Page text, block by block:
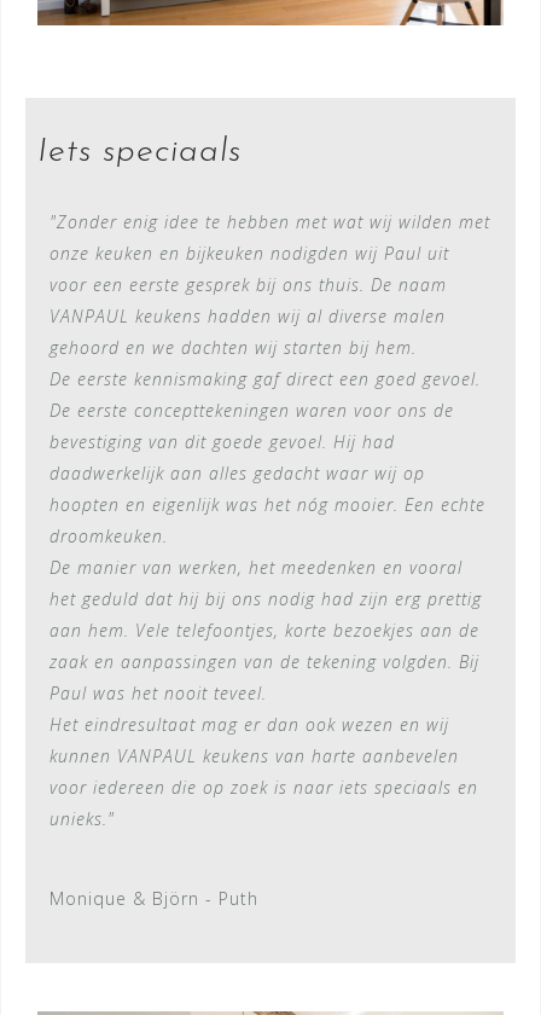
Iets speciaals
"Zonder enig idee te hebben met wat wij wilden met
onze keuken en bijkeuken nodigden wij Paul uit
voor een eerste gesprek bij ons thuis. De naam
VANPAUL keukens hadden wij al diverse malen
gehoord en we dachten wij starten bij hem.
De eerste kennismaking gaf direct een goed gevoel.
De eerste concepttekeningen waren voor ons de
bevestiging van dit goede gevoel. Hij had
daadwerkelijk aan alles gedacht waar wij op
hoopten en eigenlijk was het nóg mooier. Een echte
droomkeuken.
De manier van werken, het meedenken en vooral
het geduld dat hij bij ons nodig had zijn erg prettig
aan hem. Vele telefoontjes, korte bezoekjes aan de
zaak en aanpassingen van de tekening volgden. Bij
Paul was het nooit teveel.
Het eindresultaat mag er dan ook wezen en wij
kunnen VANPAUL keukens van harte aanbevelen
voor iedereen die op zoek is naar iets speciaals en
unieks. "
Monique & Björn - Puth